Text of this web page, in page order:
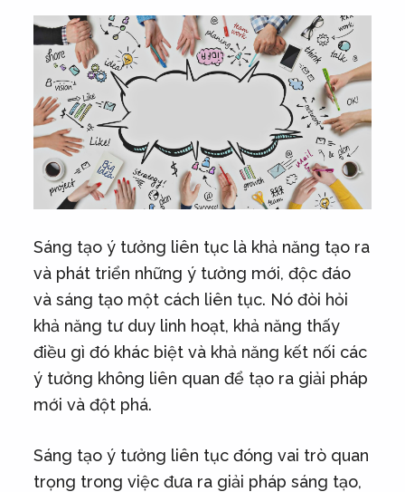
Sáng tạo ý tưởng liên tục là khả năng tạo ra
và phát triển những ý tưởng mới, độc đáo
và sáng tạo một cách liên tục. Nó đòi hỏi
khả năng tư duy linh hoạt, khả năng thấy
điều gì đó khác biệt và khả năng kết nối các
ý tưởng không liên quan để tạo ra giải pháp
mới và đột phá.
Sáng tạo ý tưởng liên tục đóng vai trò quan
trọng trong việc đưa ra giải pháp sáng tạo,